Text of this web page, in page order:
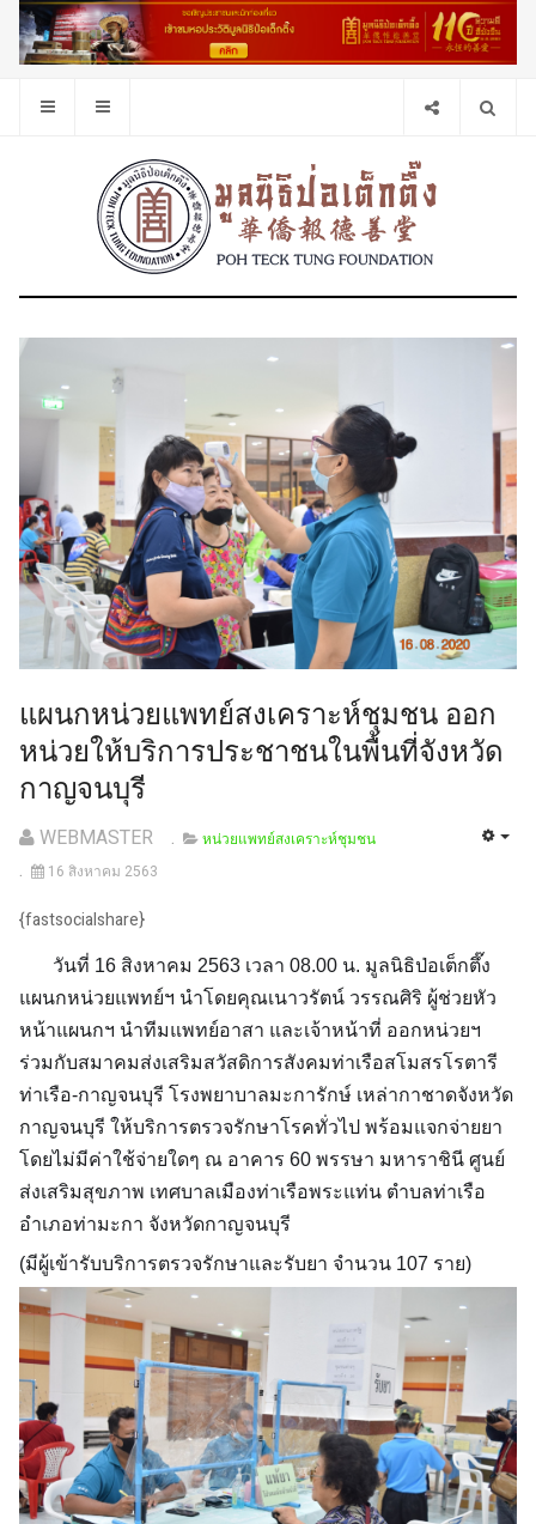
แผนกหน่วยแพทย์สงเคราะห์ชุมชน ออก
หน่วยให้บริการประชาชนในพื้นที่จังหวัด
กาญจนบุรี
WEBMASTER
หน่วยแพทย์สงเคราะห์ชุมชน
16 สิงหาคม 2563
{fastsocialshare}
วันที่ 16 สิงหาคม 2563 เวลา 08.00 น. มูลนิธิป่อเต็กตึ๊ง
แผนกหน่วยแพทย์ฯ นำโดยคุณเนาวรัตน์ วรรณศิริ ผู้ช่วยหัว
หน้าแผนกฯ นำทีมแพทย์อาสา และเจ้าหน้าที่ ออกหน่วยฯ
ร่วมกับสมาคมส่งเสริมสวัสดิการสังคมท่าเรือสโมสรโรตารี
ท่าเรือ-กาญจนบุรี โรงพยาบาลมะการักษ์ เหล่ากาชาดจังหวัด
กาญจนบุรี ให้บริการตรวจรักษาโรคทั่วไป พร้อมแจกจ่ายยา
โดยไม่มีค่าใช้จ่ายใดๆ ณ อาคาร 60 พรรษา มหาราชินี ศูนย์
ส่งเสริมสุขภาพ เทศบาลเมืองท่าเรือพระแท่น ตำบลท่าเรือ
อำเภอท่ามะกา จังหวัดกาญจนบุรี
(มีผู้เข้ารับบริการตรวจรักษาและรับยา จำนวน 107 ราย)